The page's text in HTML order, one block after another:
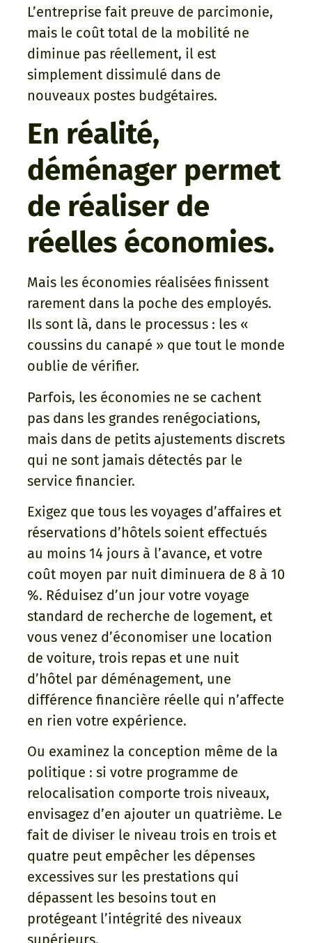
L’entreprise fait preuve de parcimonie,
mais le coût total de la mobilité ne
diminue pas réellement, il est
simplement dissimulé dans de
nouveaux postes budgétaires.
En réalité,
déménager permet
de réaliser de
réelles économies.
Mais les économies réalisées finissent
rarement dans la poche des employés.
Ils sont là, dans le processus : les «
coussins du canapé » que tout le monde
oublie de vérifier.
Parfois, les économies ne se cachent
pas dans les grandes renégociations,
mais dans de petits ajustements discrets
qui ne sont jamais détectés par le
service financier.
Exigez que tous les voyages d’affaires et
réservations d’hôtels soient effectués
au moins 14 jours à l’avance, et votre
coût moyen par nuit diminuera de 8 à 10
%. Réduisez d’un jour votre voyage
standard de recherche de logement, et
vous venez d’économiser une location
de voiture, trois repas et une nuit
d’hôtel par déménagement, une
différence financière réelle qui n’affecte
en rien votre expérience.
Ou examinez la conception même de la
politique : si votre programme de
relocalisation comporte trois niveaux,
envisagez d’en ajouter un quatrième. Le
fait de diviser le niveau trois en trois et
quatre peut empêcher les dépenses
excessives sur les prestations qui
dépassent les besoins tout en
protégeant l’intégrité des niveaux